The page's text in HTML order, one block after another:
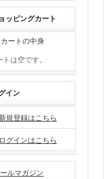
ッピングカート
カートの中身
トは空です。
イン
規登録はこちら
ログインはこちら
ルマガジン